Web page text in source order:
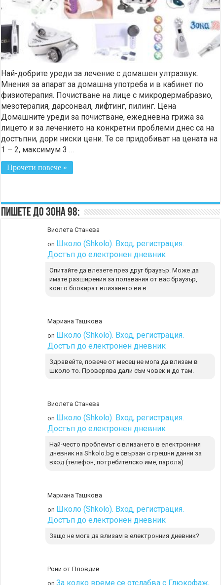
Най-добрите уреди за лечение с домашен ултразвук.
Мнения за апарат за домашна употреба и в кабинет по
физиотерапия. Почистване на лице с микродермабразио,
мезотерапия, дарсонвал, лифтинг, пилинг. Цена
Домашните уреди за почистване, ежедневна грижа за
лицето и за лечението на конкретни проблеми днес са на
достъпни, дори ниски цени. Те се придобиват на цената на
1 – 2, максимум 3 …
Прочети повече »
Пишете до Зона 98:
Виолета Станева
on Школо (Shkolo). Вход, регистрация.
Достъп до електронен дневник
Опитайте да влезете през друг браузър. Може да
имате разширения за ползвания от вас браузър,
които блокират влизането ви в
Мариана Ташкова
on Школо (Shkolo). Вход, регистрация.
Достъп до електронен дневник
Здравейте, повече от месец не мога да влизам в
школо то. Проверява дали съм човек и до там.
Виолета Станева
on Школо (Shkolo). Вход, регистрация.
Достъп до електронен дневник
Най-често проблемът с влизането в електронния
дневник на Shkolo.bg е свързан с грешни данни за
вход (телефон, потребителско име, парола)
Мариана Ташкова
on Школо (Shkolo). Вход, регистрация.
Достъп до електронен дневник
Защо не мога да влизам в електронния дневник?
Рони от Пловдив
onЗа колко време се отслабва с Глюкофаж,